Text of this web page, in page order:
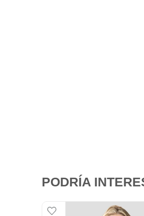
PODRÍA